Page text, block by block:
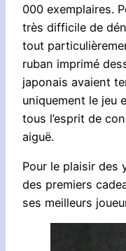
000 exemplaires.
très difficile de
tout
ruban imprimé
japonais avaient
uniquement le jeu
tous l’esprit de
aiguë.
Pour le plaisir des
des premiers
ses meilleurs